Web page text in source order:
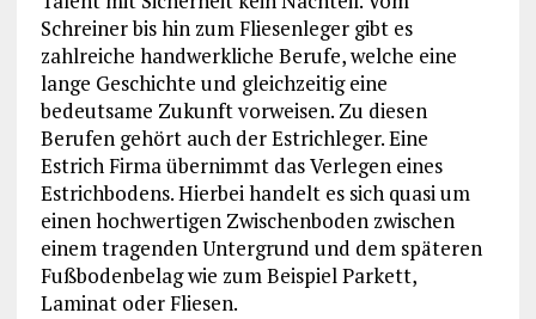
Schreiner bis hin zum Fliesenleger gibt es
zahlreiche handwerkliche Berufe, welche eine
lange Geschichte und gleichzeitig eine
bedeutsame Zukunft vorweisen. Zu diesen
Berufen gehört auch der Estrichleger. Eine
Estrich Firma übernimmt das Verlegen eines
Estrichbodens. Hierbei handelt es sich quasi um
einen hochwertigen Zwischenboden zwischen
einem tragenden Untergrund und dem späteren
Fußbodenbelag wie zum Beispiel Parkett,
Laminat oder Fliesen.